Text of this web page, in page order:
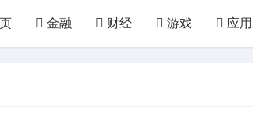
金融 财经 游戏 应用